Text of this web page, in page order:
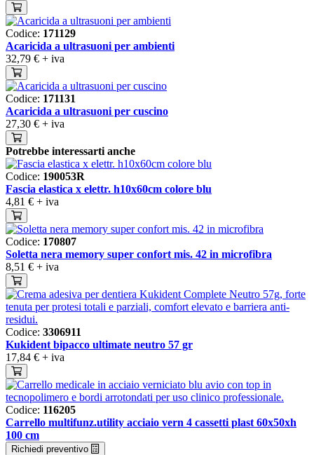
Codice: 171129
Acaricida a ultrasuoni per ambienti
32,79 € + iva
Codice: 171131
Acaricida a ultrasuoni per cuscino
27,30 € + iva
Potrebbe interessarti anche
Codice: 190053R
Fascia elastica x elettr. h10x60cm colore blu
4,81 € + iva
Codice: 170807
Soletta nera memory super confort mis. 42 in microfibra
8,51 € + iva
Codice: 3306911
Kukident bipacco ultimate neutro 57 gr
17,84 € + iva
Codice: 116205
Carrello multifunz.utility acciaio vern 4 cassetti plast 60x50xh
100 cm
Richiedi preventivo